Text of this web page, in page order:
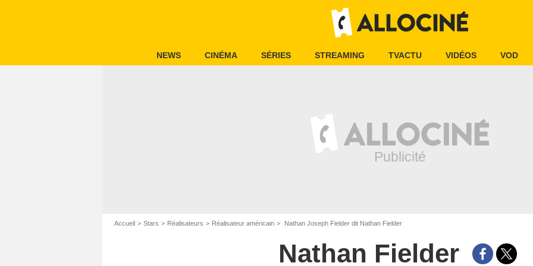
NEWS CINÉMA SÉRIES STREAMING TVACTU VIDÉOS VOD
Accueil Stars Réalisateurs Réalisateur américain Nathan Joseph Fielder dit Nathan Fielder
Nathan Fielder